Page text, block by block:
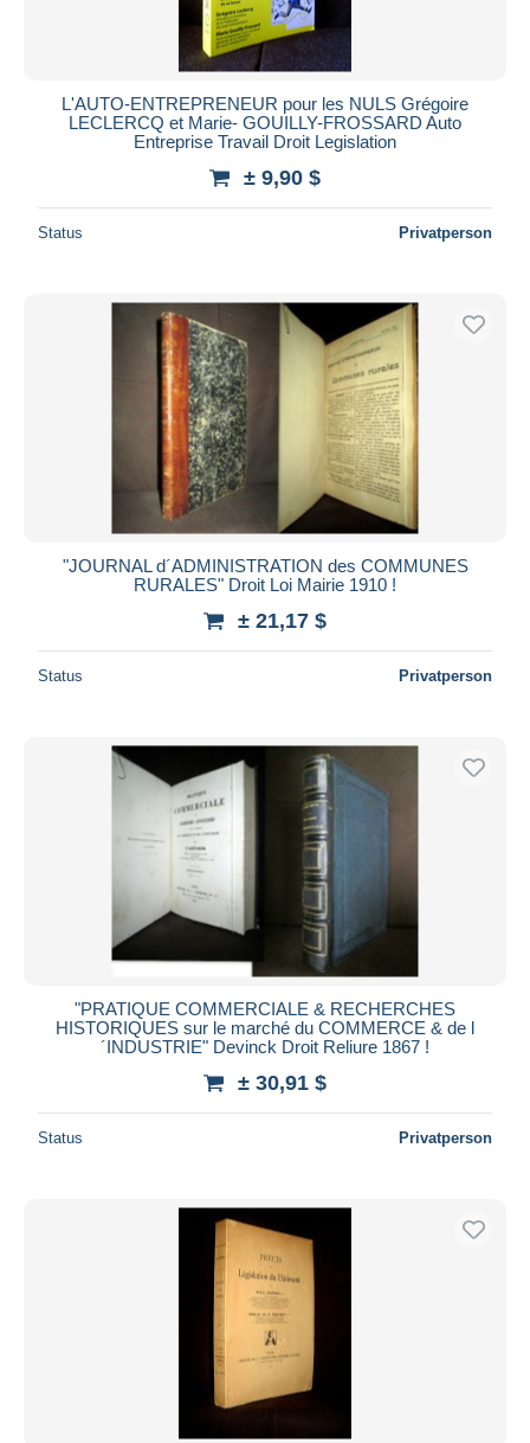
Endet in Stunde(n)
Von $
Zahlungsmethoden
PayPal
Banküberweisung
Mastercard
Bancontact
iDeal
Maestro
Wohnsitz des Verkäufers
Weltweit
Übernehmen
L'AUTO-ENTREPRENEUR pour les NULS Grégoire
LECLERCQ et Marie- GOUILLY-FROSSARD Auto
Entreprise Travail Droit Legislation
± 9,90 $
Status Privatperson
"JOURNAL d´ADMINISTRATION des COMMUNES
RURALES" Droit Loi Mairie 1910 !
± 21,17 $
Status Privatperson
"PRATIQUE COMMERCIALE & RECHERCHES
HISTORIQUES sur le marché du COMMERCE & de l
´INDUSTRIE" Devinck Droit Reliure 1867 !
± 30,91 $
Status Privatperson